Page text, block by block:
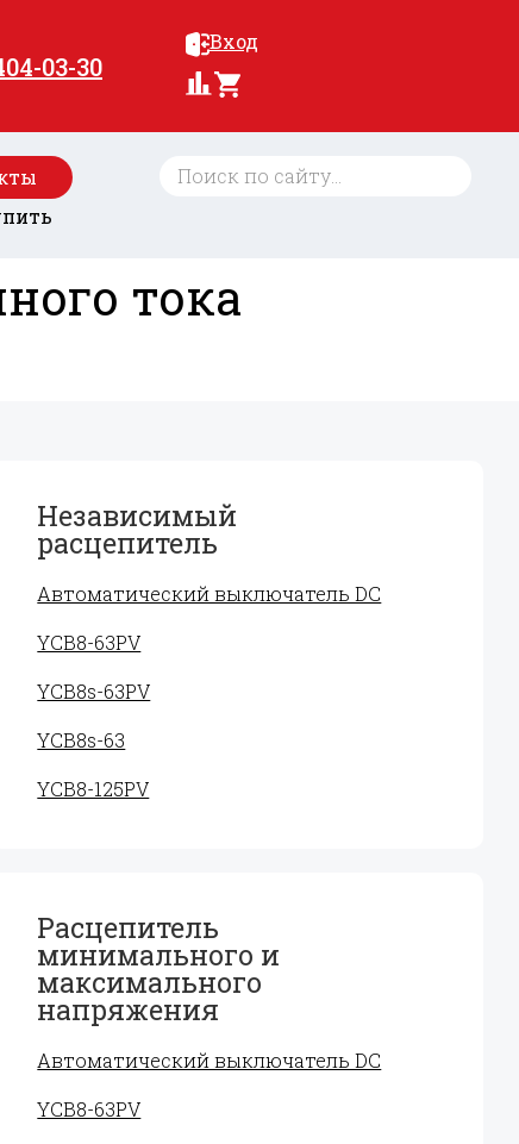
03-30
Вход
тока
Независимый
расцепитель
Автоматический выключатель DC
YCB8-63PV
YCB8s-63PV
YCB8s-63
YCB8-125PV
Расцепитель
минимального и
максимального
напряжения
Автоматический выключатель DC
YCB8-63PV